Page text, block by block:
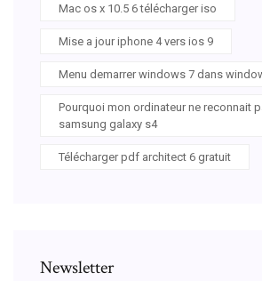
Mac os x 10.5 6 télécharger iso
Mise a jour iphone 4 vers ios 9
Menu demarrer windows 7 dans
Pourquoi mon ordinateur ne reconnait
samsung galaxy s4
Télécharger pdf architect 6 gratuit
Newsletter